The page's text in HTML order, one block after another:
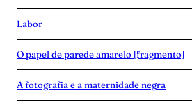
Labor
O papel de parede amarelo [fragmento]
A fotografia e a maternidade negra